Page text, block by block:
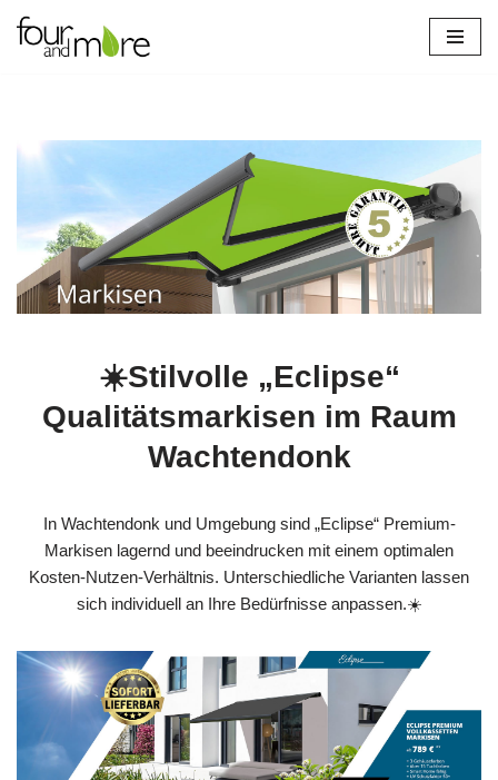
Zum
☀️Stilvolle „Eclipse“
Qualitätsmarkisen im Raum
Wachtendonk
In Wachtendonk und Umgebung sind „Eclipse“ Premium-
Markisen lagernd und beeindrucken mit einem optimalen
Kosten-Nutzen-Verhältnis. Unterschiedliche Varianten lassen
sich individuell an Ihre Bedürfnisse anpassen.☀️